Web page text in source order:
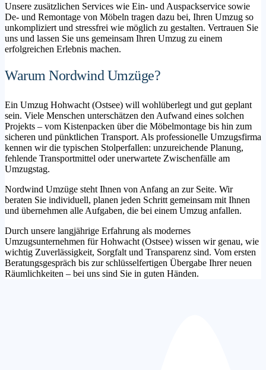
Unsere zusätzlichen Services wie Ein- und Auspackservice sowie
De- und Remontage von Möbeln tragen dazu bei, Ihren Umzug so
unkompliziert und stressfrei wie möglich zu gestalten. Vertrauen Sie
uns und lassen Sie uns gemeinsam Ihren Umzug zu einem
erfolgreichen Erlebnis machen.
Warum Nordwind Umzüge?
Ein Umzug Hohwacht (Ostsee) will wohlüberlegt und gut geplant
sein. Viele Menschen unterschätzen den Aufwand eines solchen
Projekts – vom Kistenpacken über die Möbelmontage bis hin zum
sicheren und pünktlichen Transport. Als professionelle Umzugsfirma
kennen wir die typischen Stolperfallen: unzureichende Planung,
fehlende Transportmittel oder unerwartete Zwischenfälle am
Umzugstag.
Nordwind Umzüge steht Ihnen von Anfang an zur Seite. Wir
beraten Sie individuell, planen jeden Schritt gemeinsam mit Ihnen
und übernehmen alle Aufgaben, die bei einem Umzug anfallen.
Durch unsere langjährige Erfahrung als modernes
Umzugsunternehmen für Hohwacht (Ostsee) wissen wir genau, wie
wichtig Zuverlässigkeit, Sorgfalt und Transparenz sind. Vom ersten
Beratungsgespräch bis zur schlüsselfertigen Übergabe Ihrer neuen
Räumlichkeiten – bei uns sind Sie in guten Händen.